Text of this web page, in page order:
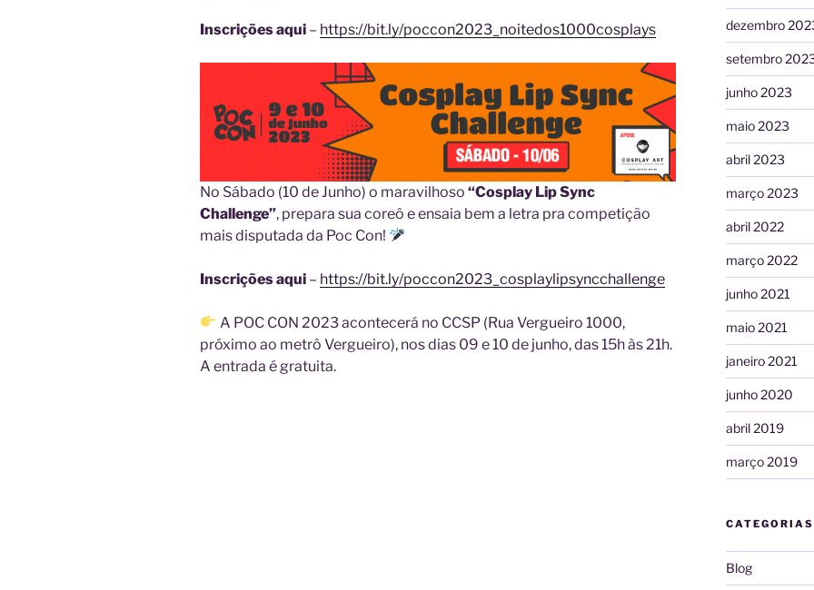
Inscrições aqui – https://bit.ly/poccon2023_noitedos1000cosplays
No Sábado (10 de Junho) o maravilhoso “Cosplay Lip Sync
Challenge”, prepara sua coreô e ensaia bem a letra pra competição
mais disputada da Poc Con!
Inscrições aqui – https://bit.ly/poccon2023_cosplaylipsyncchallenge
A POC CON 2023 acontecerá no CCSP (Rua Vergueiro 1000,
próximo ao metrô Vergueiro), nos dias 09 e 10 de junho, das 15h às 21h.
A entrada é gratuita.
dezembro
setembro
junho 2023
maio 2023
abril 2023
março 2023
abril 2022
março 2022
junho 2021
maio 2021
janeiro 2021
junho 2020
abril 2019
março 2019
CATEGORIAS
Blog